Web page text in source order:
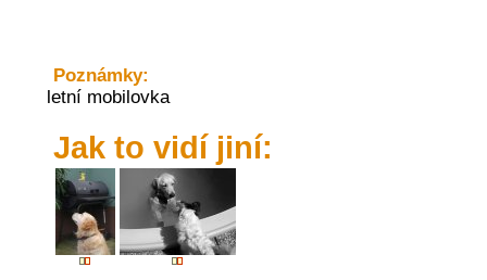
Poznámky:
letní mobilovka
Jak to vidí jiní: